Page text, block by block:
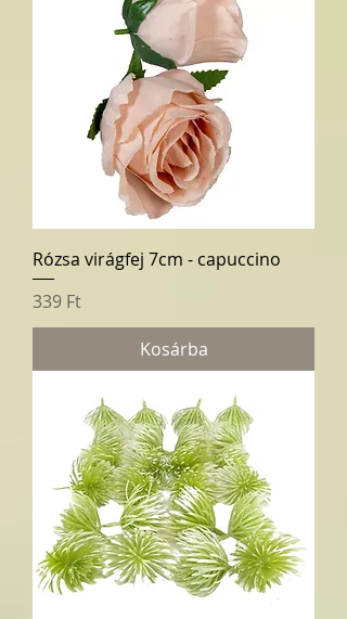
Rózsa virágfej 7cm - capuccino
Ár
339 Ft
Kosárba